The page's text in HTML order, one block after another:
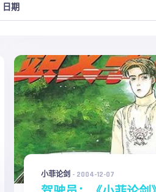
小菲论剑 - 2004-12-07